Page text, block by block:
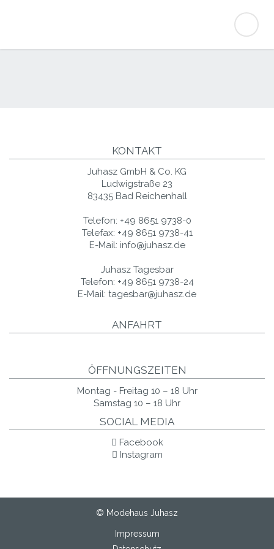
KONTAKT
Juhasz GmbH & Co. KG
Ludwigstraße 23
83435 Bad Reichenhall
Telefon: +49 8651 9738-0
Telefax: +49 8651 9738-41
E-Mail: info@juhasz.de
Juhasz Tagesbar
Telefon: +49 8651 9738-24
E-Mail: tagesbar@juhasz.de
ANFAHRT
ÖFFNUNGSZEITEN
Montag - Freitag 10 – 18 Uhr
Samstag 10 – 18 Uhr
SOCIAL MEDIA
Facebook
Instagram
© Modehaus Juhasz
Impressum